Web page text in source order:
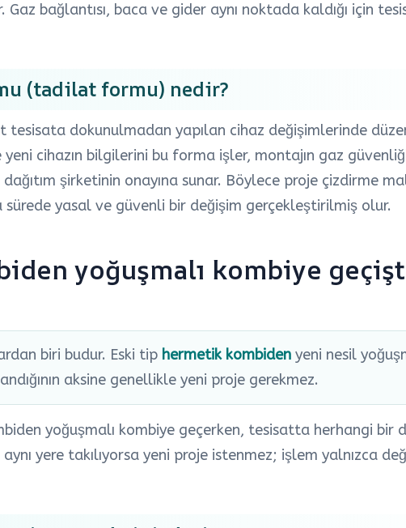
bağlantısı, baca ve gider aynı noktada kaldığı için
(tadilat formu) nedir?
tesisata dokunulmadan yapılan cihaz değişimlerinde
cihazın bilgilerini bu forma işler, montajın gaz
dağıtım şirketinin onayına sunar. Böylece proje çizdirme
sürede yasal ve güvenli bir değişim gerçekleştirilmiş olur.
yoğuşmalı kombiye
biri budur. Eski tip hermetik kombiden yeni nesil
aksine genellikle yeni proje gerekmez.
yoğuşmalı kombiye geçerken, tesisatta herhangi bir
yere takılıyorsa yeni proje istenmez; işlem yalnızca